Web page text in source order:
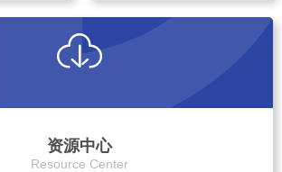
资源中心
Resource Center